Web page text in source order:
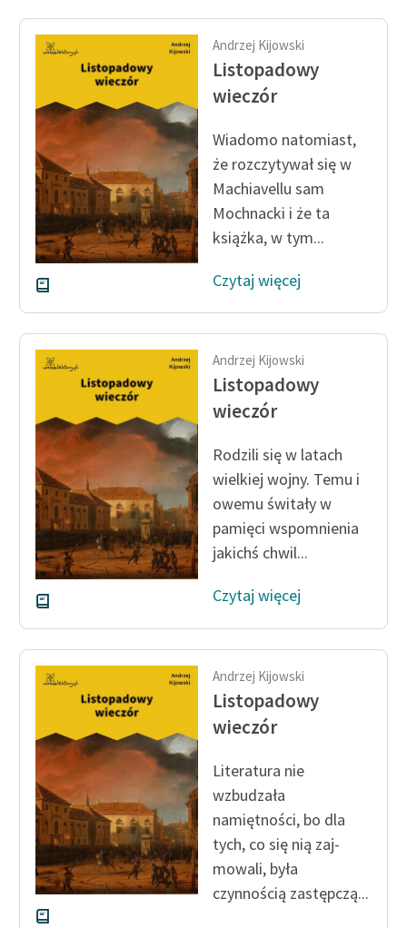
Andrzej Kijowski
Listopadowy
wieczór
Wiadomo natomiast,
że rozczytywał się w
Machiavellu sam
Mochnacki i że ta
książka, w tym...
Czytaj więcej
Andrzej Kijowski
Listopadowy
wieczór
Rodzili się w latach
wielkiej wojny. Temu i
owemu świtały w
pamięci wspomnienia
jakichś chwil...
Czytaj więcej
Andrzej Kijowski
Listopadowy
wieczór
Literatura nie
wzbudzała
namiętności, bo dla
tych, co się nią zaj­
mowali, była
czynnością zastępczą...